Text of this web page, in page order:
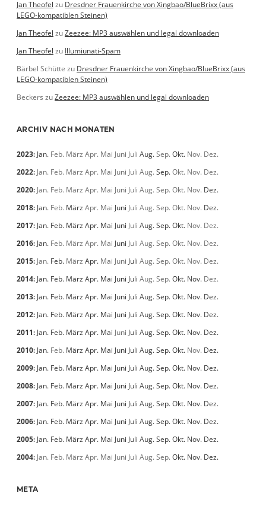
Jan Theofel zu Dresdner Frauenkirche von Xingbao/BlueBrixx (aus
LEGO-kompatiblen Steinen)
Jan Theofel zuZeezee: MP3 auswählen und legal downloaden
Jan Theofel zu Illumiunati-Spam
Bärbel Schütte zu Dresdner Frauenkirche von Xingbao/BlueBrixx (aus
LEGO-kompatiblen Steinen)
Beckers zuZeezee: MP3 auswählen und legal downloaden
ARCHIV NACH MONATEN
2023: Jan. Feb. März Apr. Mai Juni Juli Aug.Sep.Okt. Nov. Dez.
2022: Jan. Feb. März Apr. Mai Juni Juli Aug.Sep.Okt. Nov. Dez.
2020: Jan. Feb. März Apr. Mai Juni Juli Aug.Sep.Okt. Nov. Dez.
2018: Jan. Feb. März Apr. Mai Juni Juli Aug.Sep.Okt. Nov. Dez.
2017: Jan. Feb. März Apr. Mai Juni Juli Aug.Sep.Okt. Nov. Dez.
2016: Jan. Feb. März Apr. Mai Juni Juli Aug.Sep.Okt. Nov. Dez.
2015: Jan. Feb. März Apr. Mai Juni Juli Aug.Sep.Okt. Nov. Dez.
2014: Jan. Feb. März Apr. Mai Juni Juli Aug.Sep.Okt. Nov. Dez.
2013: Jan. Feb. März Apr. Mai Juni Juli Aug.Sep.Okt. Nov. Dez.
2012: Jan. Feb. März Apr. Mai Juni Juli Aug.Sep.Okt. Nov. Dez.
2011: Jan. Feb. März Apr. Mai Juni Juli Aug.Sep.Okt. Nov. Dez.
2010: Jan. Feb. März Apr. Mai Juni Juli Aug.Sep.Okt. Nov. Dez.
2009: Jan. Feb. März Apr. Mai Juni Juli Aug.Sep.Okt. Nov. Dez.
2008: Jan. Feb. März Apr. Mai Juni Juli Aug.Sep.Okt. Nov. Dez.
2007: Jan. Feb. März Apr. Mai Juni Juli Aug.Sep.Okt. Nov. Dez.
2006: Jan. Feb. März Apr. Mai Juni Juli Aug.Sep.Okt. Nov. Dez.
2005: Jan. Feb. März Apr. Mai Juni Juli Aug.Sep.Okt. Nov. Dez.
2004: Jan. Feb. März Apr. Mai Juni Juli Aug.Sep.Okt. Nov. Dez.
META